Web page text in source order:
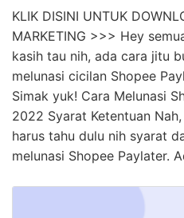
KLIK DISINI UNTUK
MARKETING >>> Hey
kasih tau nih, ada cara jitu
melunasi cicilan Shopee
Simak yuk! Cara Melunasi
2022 Syarat Ketentuan
harus tahu dulu nih syarat
melunasi Shopee Paylater.